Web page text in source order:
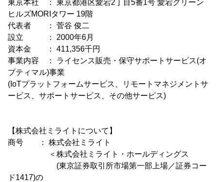
東京本社 ： 東京都港区愛宕2丁目5番1号 愛宕グリーン
ヒルズMORIタワー 19階
代表者 ： 菅谷 俊二
設立 ： 2000年6月
資本金 ： 411,356千円
事業内容 ： ライセンス販売・保守サポートサービス(オ
プティマル)事業
(IoTプラットフォームサービス、リモートマネジメントサ
ービス、サポートサービス、その他サービス)
【株式会社ミライトについて】
商号 ： 株式会社ミライト
＜株式会社ミライト・ホールディングス
(東京証券取引所市場第一部上場／証券コー
ド1417)の